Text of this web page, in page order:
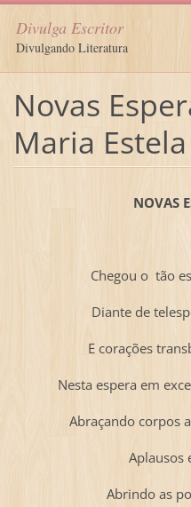
Divulga Escritor
Divulgando Literatura
Novas
Maria
NOVAS
Chegou o tão
Diante de
E corações
Nesta espera em
Abraçando corpos
Aplausos
Abrindo as